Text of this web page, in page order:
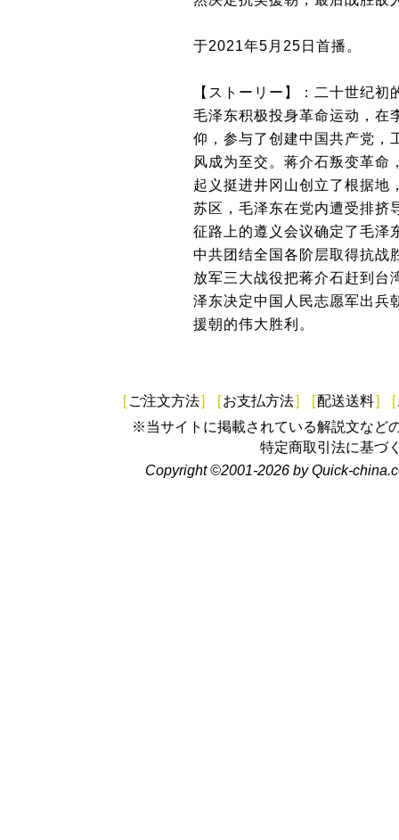
于2021年5月25日首播。
【ストーリー】：二十世纪
毛泽东积极投身革命运动，在
仰，参与了创建中国共产党，
风成为至交。蒋介石叛变革命
起义挺进井冈山创立了根据地
苏区，毛泽东在党内遭受排挤
征路上的遵义会议确定了毛泽
中共团结全国各阶层取得抗战
放军三大战役把蒋介石赶到台
泽东决定中国人民志愿军出兵
援朝的伟大胜利。
[ ご注文方法] [お支払方法] [配送送料] [
※当サイトに掲載されている解説文など
特定商取引法に基づ
Copyright ©2001-2026 by Quick-